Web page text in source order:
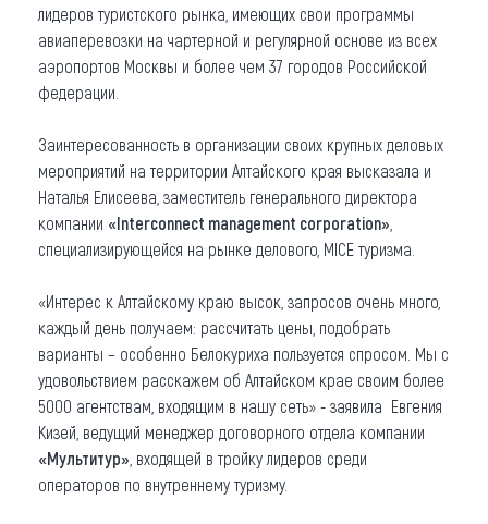
лидеров туристского рынка, имеющих свои программы
авиаперевозки на чартерной и регулярной основе из всех
аэропортов Москвы и более чем 37 городов Российской
федерации.
Заинтересованность в организации своих крупных деловых
мероприятий на территории Алтайского края высказала и
Наталья Елисеева, заместитель генерального директора
компании «Interconnect management corporation»
специализирующейся на рынке делового, MICE туризма.
«Интерес к Алтайскому краю высок, запросов очень много,
каждый день получаем: рассчитать цены, подобрать
варианты – особенно Белокуриха пользуется спросом. Мы с
удовольствием расскажем об Алтайском крае своим более
5000 агентствам, входящим в нашу сеть» - заявила Евгения
Кизей, ведущий менеджер договорного отдела компании
«Мультитур» , входящей в тройку лидеров среди
операторов по внутреннему туризму.